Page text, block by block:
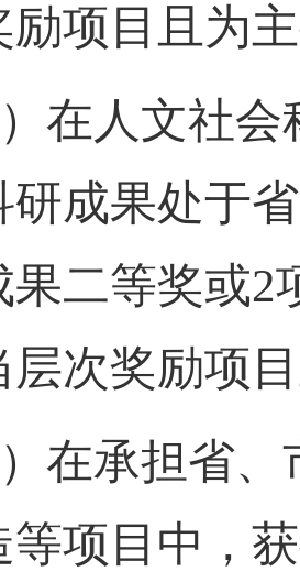
励项目且为
）在人文社
研成果处于
果二等奖或2
层次奖励项
）在承担省
等项目中，